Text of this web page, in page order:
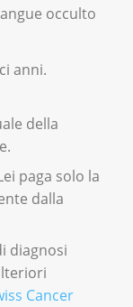
occulto
anni.
della
paga solo la
dalla
diagnosi
Cancer